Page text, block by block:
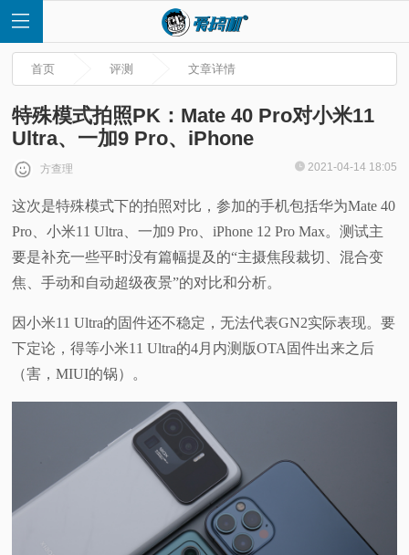
首
页
快
评
首页 评测 文章详情
特殊模式拍照PK：Mate 40 Pro对小米11
Ultra、一加9 Pro、iPhone
方查理 2021-04-14 18:05
这次是特殊模式下的拍照对比，参加的手机包括华为Mate 40
Pro、小米11 Ultra、一加9 Pro、iPhone 12 Pro Max。测试主
要是补充一些平时没有篇幅提及的“主摄焦段裁切、混合变
焦、手动和自动超级夜景”的对比和分析。
因小米11 Ultra的固件还不稳定，无法代表GN2实际表现。要
下定论，得等小米11 Ultra的4月内测版OTA固件出来之后
（害，MIUI的锅）。